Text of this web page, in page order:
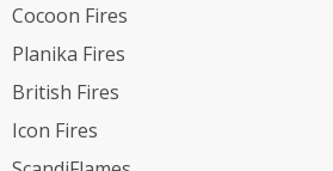
Cocoon Fires
Planika Fires
British Fires
Icon Fires